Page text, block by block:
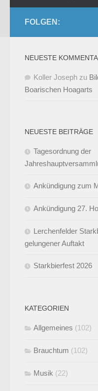
FOLGEN:
NEUESTE
Koller Joseph zu
Boarischen Hoagarts
NEUESTE BEITRÄGE
Tagesordnung der
Ankündigung zum
Ankündigung 27.
Lerchenfelder
gelungener Auftakt
Starkbierfest 2026
KATEGORIEN
Allgemeines (102)
Brauchtum (102)
Musik (22)